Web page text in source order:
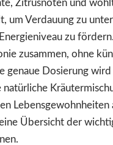
Zitrusnoten und
um Verdauung zu
zu
zusammen, ohne
genaue Dosierung
Lebensgewohnheiten
Übersicht der